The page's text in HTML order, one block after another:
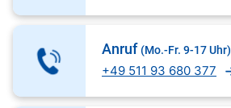
Anruf (Mo.-Fr. 9-17 Uhr)
+49 511 93 680 377